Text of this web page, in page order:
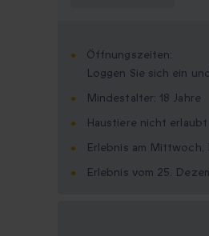
Öffnungszeiten:
Loggen Sie sich ein
Mindestalter: 18 Jahre
Haustiere nicht erlaubt
Erlebnis am
Erlebnis vom 25.